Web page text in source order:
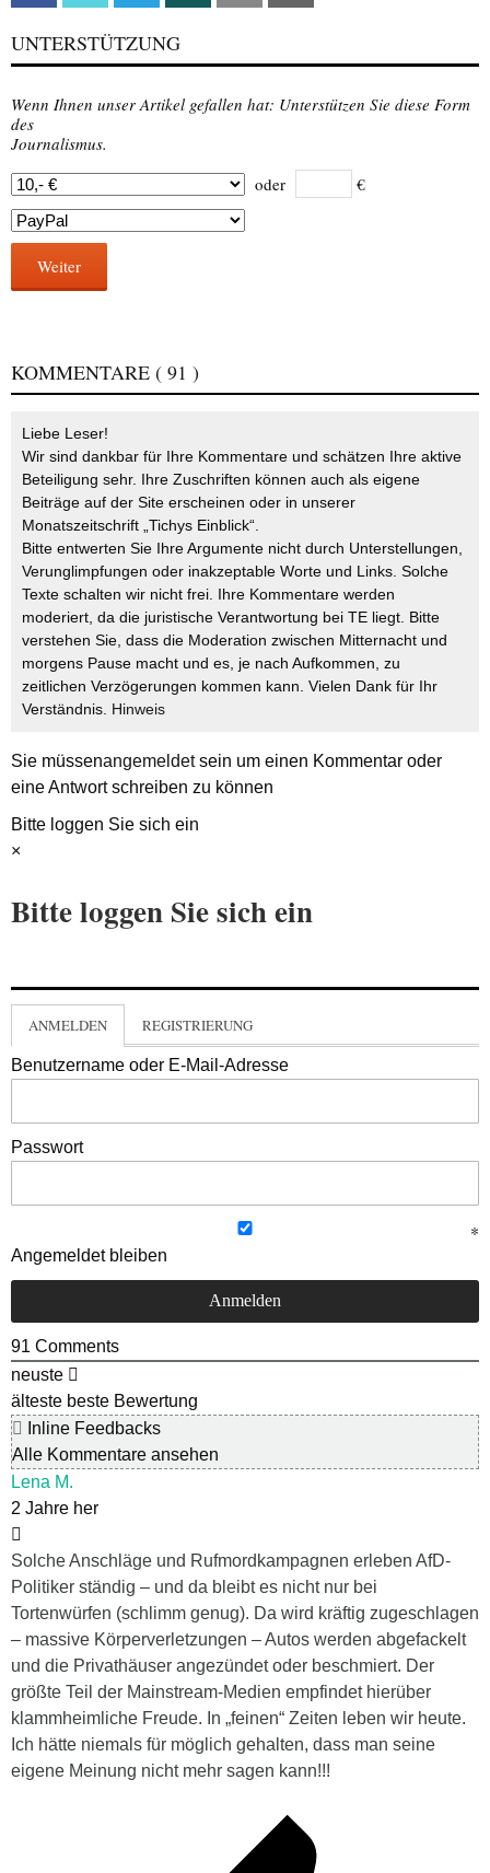
UNTERSTÜTZUNG
Wenn Ihnen unser Artikel gefallen hat: Unterstützen Sie diese Form
des
Journalismus.
oder
€
Weiter
KOMMENTARE ( 91 )
Liebe Leser!
Wir sind dankbar für Ihre Kommentare und schätzen Ihre aktive
Beteiligung sehr. Ihre Zuschriften können auch als eigene
Beiträge auf der Site erscheinen oder in unserer
Monatszeitschrift „Tichys Einblick“.
Bitte entwerten Sie Ihre Argumente nicht durch Unterstellungen,
Verunglimpfungen oder inakzeptable Worte und Links. Solche
Texte schalten wir nicht frei. Ihre Kommentare werden
moderiert, da die juristische Verantwortung bei TE liegt. Bitte
verstehen Sie, dass die Moderation zwischen Mitternacht und
morgens Pause macht und es, je nach Aufkommen, zu
zeitlichen Verzögerungen kommen kann. Vielen Dank für Ihr
Verständnis. Hinweis
Sie müssenangemeldetsein um einen Kommentar oder
eine Antwort schreiben zu können
Bitte loggen Sie sich ein
×
Bitte loggen Sie sich ein
ANMELDEN REGISTRIERUNG
Benutzername oder E-Mail-Adresse
Passwort
Angemeldet bleiben
91 Comments
neuste
älteste beste Bewertung
Inline Feedbacks
Alle Kommentare ansehen
Lena M.
2 Jahre her
Solche Anschläge und Rufmordkampagnen erleben AfD-
Politiker ständig – und da bleibt es nicht nur bei
Tortenwürfen (schlimm genug). Da wird kräftig zugeschlagen
– massive Körperverletzungen – Autos werden abgefackelt
und die Privathäuser angezündet oder beschmiert. Der
größte Teil der Mainstream-Medien empfindet hierüber
klammheimliche Freude. In „feinen“ Zeiten leben wir heute.
Ich hätte niemals für möglich gehalten, dass man seine
eigene Meinung nicht mehr sagen kann!!!